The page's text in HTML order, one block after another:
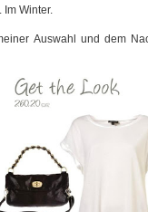
Im Winter.
Auswahl und dem